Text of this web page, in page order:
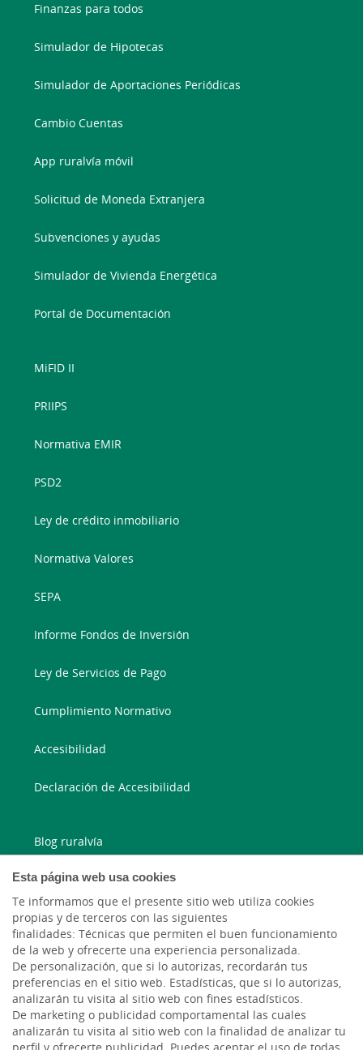
Esta página web usa cookies
Te informamos que el presente sitio web utiliza cookies
propias y de terceros con las siguientes
finalidades: Técnicas que permiten el buen funcionamiento
de la web y ofrecerte una experiencia personalizada.
De personalización, que si lo autorizas, recordarán tus
preferencias en el sitio web. Estadísticas, que si lo autorizas,
analizarán tu visita al sitio web con fines estadísticos.
De marketing o publicidad comportamental las cuales
analizarán tu visita al sitio web con la finalidad de analizar tu
Finanzas para todos
Simulador de Hipotecas
Simulador de Aportaciones Periódicas
Cambio Cuentas
App ruralvía móvil
Solicitud de Moneda Extranjera
Subvenciones y ayudas
Simulador de Vivienda Energética
Portal de Documentación
MiFID II
PRIIPS
Normativa EMIR
PSD2
Ley de crédito inmobiliario
Normativa Valores
SEPA
Informe Fondos de Inversión
Ley de Servicios de Pago
Cumplimiento Normativo
Accesibilidad
Declaración de Accesibilidad
Blog ruralvía
Blog Joven In
Facebook
Twitter